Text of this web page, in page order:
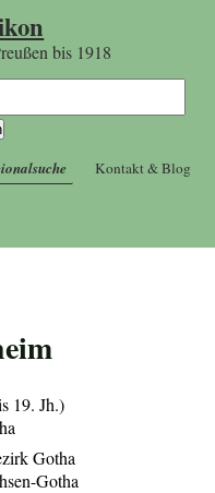
bis 1918
Kontakt & Blog
19. Jh.)
Gotha
Gotha